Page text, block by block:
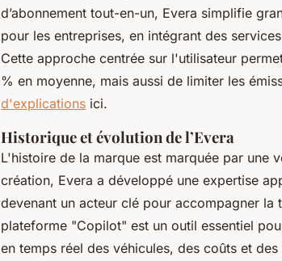
d’abonnement tout-en-un, Evera simplifie
pour les entreprises, en intégrant des services
Cette approche centrée sur l'utilisateur
% en moyenne, mais aussi de limiter les
d'explications ici.
Historique et évolution de l’Evera
L'histoire de la marque est marquée par une
création, Evera a développé une expertise
devenant un acteur clé pour accompagner la
plateforme "Copilot" est un outil essentiel
en temps réel des véhicules, des coûts et